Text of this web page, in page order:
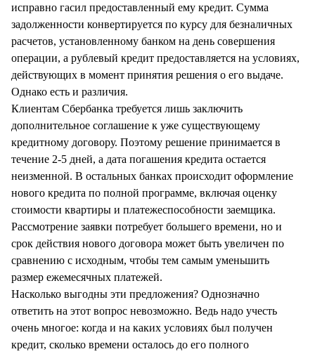
исправно гасил предоставленный ему кредит. Сумма
задолженности конвертируется по курсу для безналичных
расчетов, установленному банком на день совершения
операции, а рублевый кредит предоставляется на условиях,
действующих в момент принятия решения о его выдаче.
Однако есть и различия.
Клиентам Сбербанка требуется лишь заключить
дополнительное соглашение к уже существующему
кредитному договору. Поэтому решение принимается в
течение 2-5 дней, а дата погашения кредита остается
неизменной. В остальных банках происходит оформление
нового кредита по полной программе, включая оценку
стоимости квартиры и платежеспособности заемщика.
Рассмотрение заявки потребует большего времени, но и
срок действия нового договора может быть увеличен по
сравнению с исходным, чтобы тем самым уменьшить
размер ежемесячных платежей.
Насколько выгодны эти предложения? Однозначно
ответить на этот вопрос невозможно. Ведь надо учесть
очень многое: когда и на каких условиях был получен
кредит, сколько времени осталось до его полного